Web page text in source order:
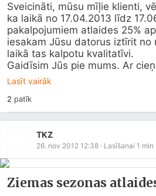
Sveicināti, mūsu mīļie klienti,
ka laikā no 17.04.2013 līdz
pakalpojumiem atlaides 25%
iesakam Jūsu datorus iztīrit no
laikā tas kalpotu kvalitatīvi.
Gaidīsim Jūs pie mums. Ar
Lasīt vairāk
2 patīk
TKZ
26. nov 2012 12:38 · Lasīšanai 1 min
Ziemas sezonas